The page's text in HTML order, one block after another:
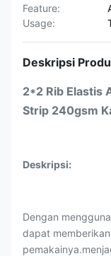
Feature:
Usage:
Deskripsi
2*2 Rib Elastis
Strip 240gsm
Deskripsi:
Dengan
dapat